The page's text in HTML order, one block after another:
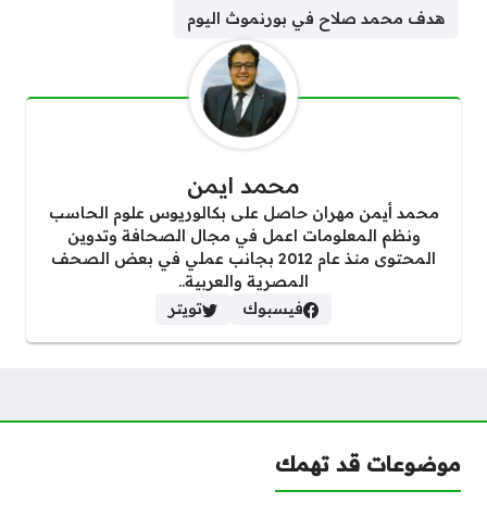
هدف محمد صلاح في بورنموث اليوم
محمد ايمن
محمد أيمن مهران حاصل على بكالوريوس علوم الحاسب
ونظم المعلومات اعمل في مجال الصحافة وتدوين
المحتوى منذ عام 2012 بجانب عملي في بعض الصحف
المصرية والعربية..
فيسبوك
تويتر
موضوعات قد تهمك